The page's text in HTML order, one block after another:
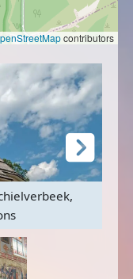
contributors